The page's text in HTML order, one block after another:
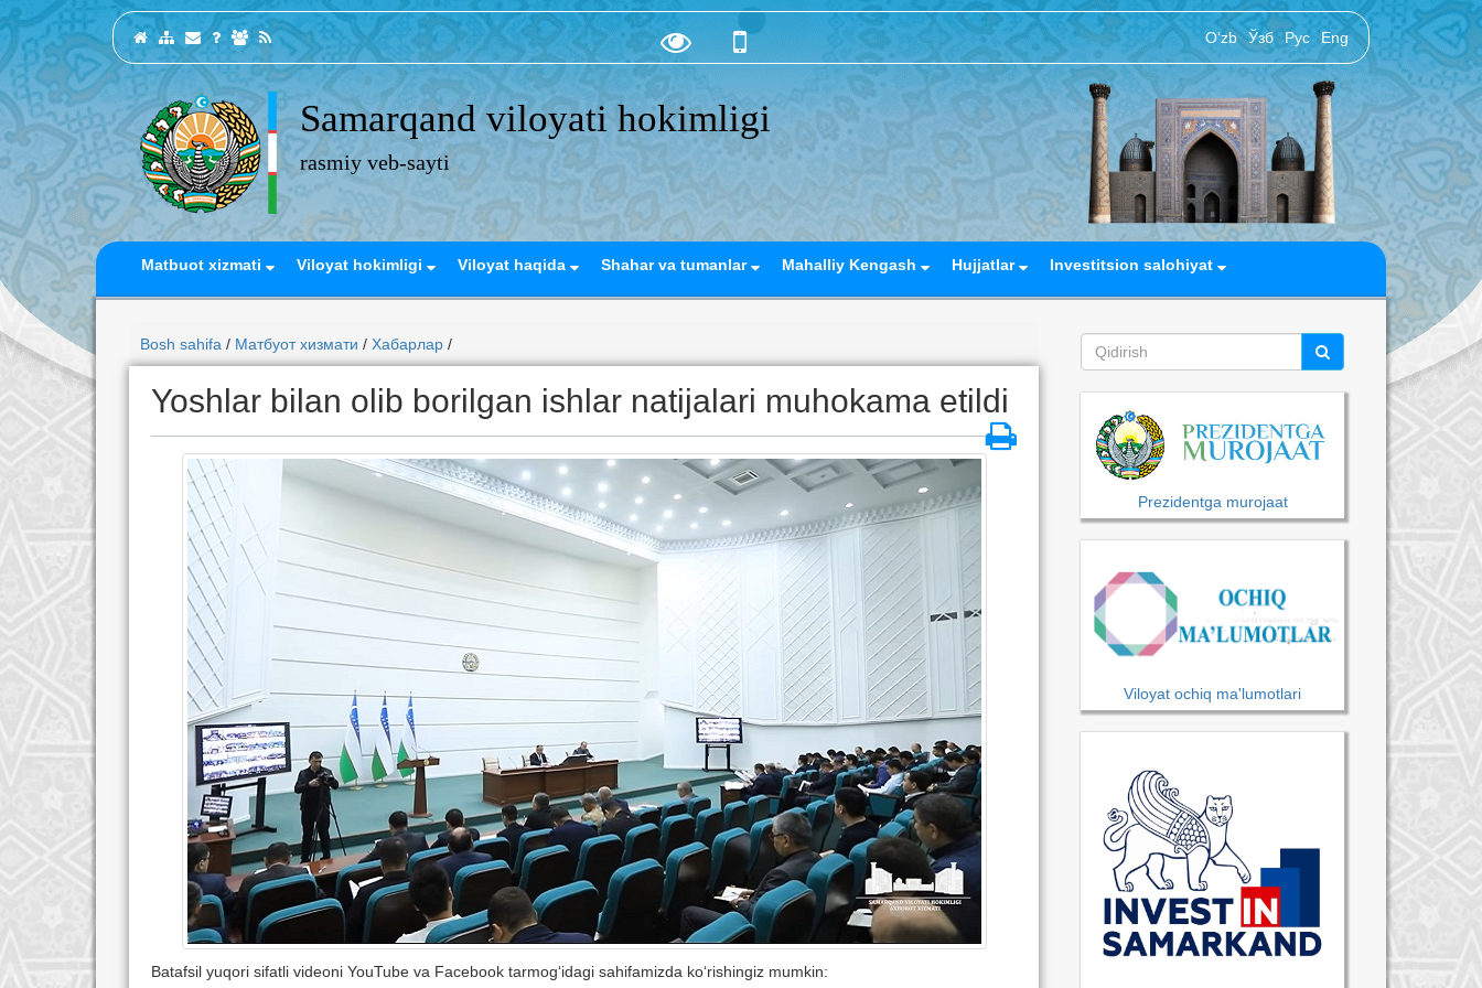
O‘zb Ўзб Рус Eng
Samarqand viloyati hokimligi
rasmiy veb-sayti
Matbuot xizmati Viloyat hokimligi Viloyat haqida Shahar va tumanlar Mahalliy Kengash Hujjatlar Investitsion salohiyat
Bosh sahifa / Матбуот хизмати / Хабарлар /
Yoshlar bilan olib borilgan ishlar natijalari muhokama etildi
Batafsil yuqori sifatli videoni YouTube va Facebook tarmog‘idagi sahifamizda ko‘rishingiz mumkin:
Prezidentga murojaat
Viloyat ochiq ma'lumotlari